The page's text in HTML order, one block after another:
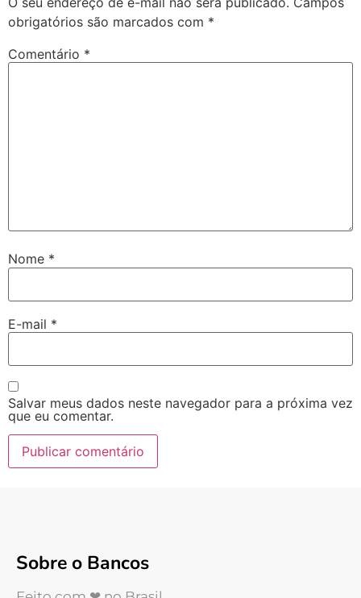
obrigatórios são marcados com *
Comentário *
Nome *
E-mail *
Salvar meus dados neste navegador para a próxima vez
que eu comentar.
Sobre o Bancos